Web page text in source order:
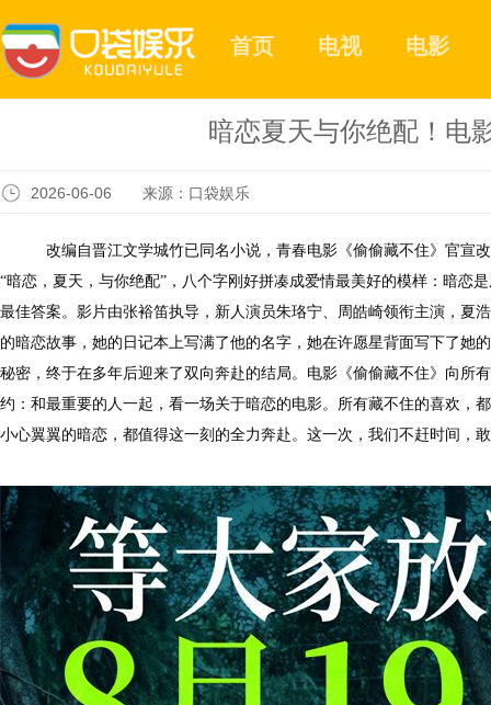
首页 电视 电影
暗恋夏天与你绝配！电
2026-06-06 来源：口袋娱乐
改编自晋江文学城竹已同名小说， 青春电影《偷偷藏不住》官宣
“暗恋，夏天，与你绝配”，八个字刚好拼凑成爱情最美好的模样： 暗恋
最佳答案。 影片由张裕笛执导，新人演员朱珞宁、周皓崎领衔主演，夏
的暗恋故事，她的日记本上写满了他的名字，她在许愿星背面写下了她
秘密，终于在多年后迎来了双向奔赴的结局。电影《偷偷藏不住》向所
约： 和最重要的人一起，看一场关于暗恋的电影。所有藏不住的喜欢，
小心翼翼的暗恋，都值得这一刻的全力奔赴。这一次，我们不赶时间，